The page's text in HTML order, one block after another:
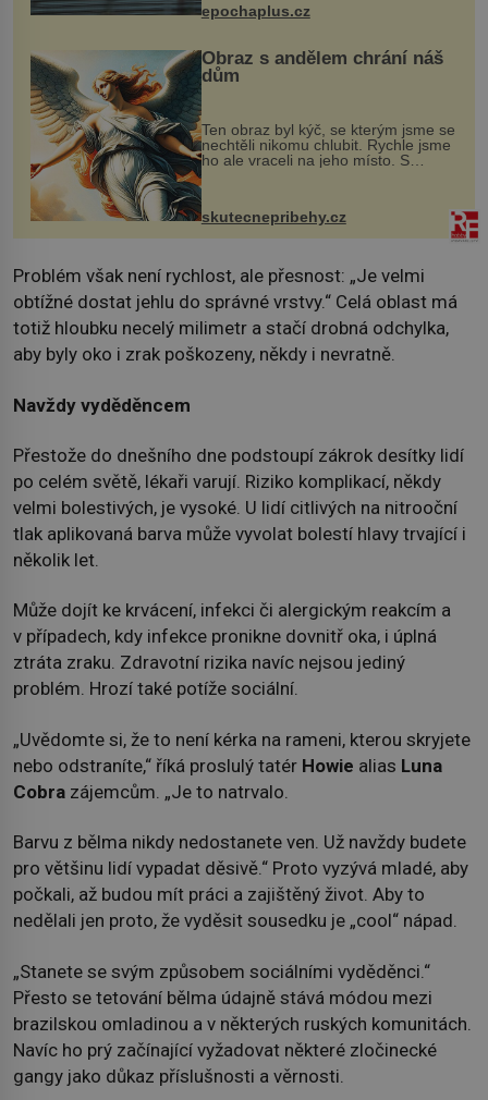
epochaplus.cz
Obraz s andělem chrání náš
dům
Ten obraz byl kýč, se kterým jsme se
nechtěli nikomu chlubit. Rychle jsme
ho ale vraceli na jeho místo. S
manželem Vaškem jsme si pořídili
chaloupku, takový domek na severu
Čech, kde jsme si naplánova...
skutecnepribehy.cz
Problém však není rychlost, ale přesnost: „Je velmi
obtížné dostat jehlu do správné vrstvy.“ Celá oblast má
totiž hloubku necelý milimetr a stačí drobná odchylka,
aby byly oko i zrak poškozeny, někdy i nevratně.
Navždy vyděděncem
Přestože do dnešního dne podstoupí zákrok desítky lidí
po celém světě, lékaři varují. Riziko komplikací, někdy
velmi bolestivých, je vysoké. U lidí citlivých na nitrooční
tlak aplikovaná barva může vyvolat bolestí hlavy trvající i
několik let.
Může dojít ke krvácení, infekci či alergickým reakcím a
v případech, kdy infekce pronikne dovnitř oka, i úplná
ztráta zraku. Zdravotní rizika navíc nejsou jediný
problém. Hrozí také potíže sociální.
„Uvědomte si, že to není kérka na rameni, kterou skryjete
nebo odstraníte,“ říká proslulý tatér Howie alias Luna
Cobra zájemcům. „Je to natrvalo.
Barvu z bělma nikdy nedostanete ven. Už navždy budete
pro většinu lidí vypadat děsivě.“ Proto vyzývá mladé, aby
počkali, až budou mít práci a zajištěný život. Aby to
nedělali jen proto, že vyděsit sousedku je „cool“ nápad.
„Stanete se svým způsobem sociálními vyděděnci.“
Přesto se tetování bělma údajně stává módou mezi
brazilskou omladinou a v některých ruských komunitách.
Navíc ho prý začínající vyžadovat některé zločinecké
gangy jako důkaz příslušnosti a věrnosti.